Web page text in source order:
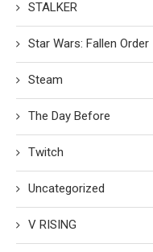
STALKER
Star Wars: Fallen Order
Steam
The Day Before
Twitch
Uncategorized
V RISING